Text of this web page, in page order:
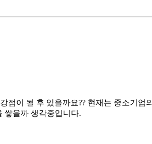
점이 될 후 있을까요?? 현재는 중소기
쌓을까 생각중입니다.